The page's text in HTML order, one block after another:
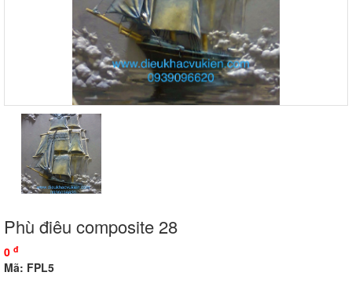
Phù điêu composite 28
0 đ
Mã: FPL5